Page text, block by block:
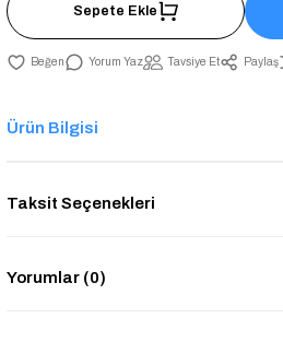
Sepete Ekle
Yorum Yaz Tavsiye Et Paylaş
Ürün Bilgisi
Taksit Seçenekleri
Yorumlar (0)